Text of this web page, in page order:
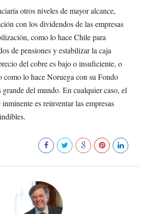
otros niveles de mayor alcance,
con los dividendos de las empresas
como lo hace Chile para
de pensiones y estabilizar la caja
del cobre es bajo o insuficiente, o
como lo hace Noruega con su Fondo
grande del mundo. En cualquier caso, el
es reinventar las empresas